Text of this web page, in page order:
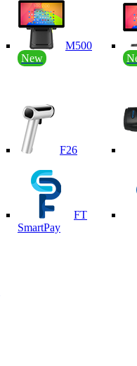
M500
New
F26
FT
SmartPay